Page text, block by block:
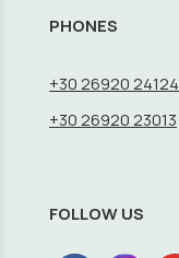
PHONES
+30 26920 24124
+30 26920 23013
FOLLOW US